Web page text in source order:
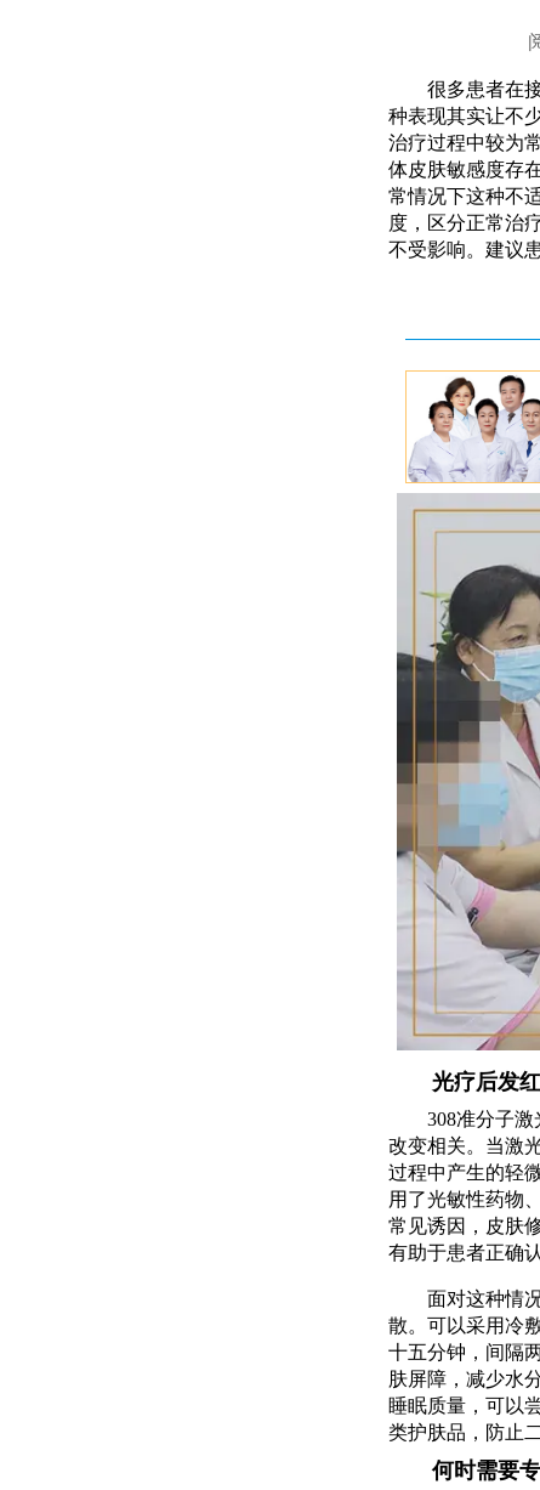
很多患者在
种表现其实让不
治疗过程中较为
体皮肤敏感度存
常情况下这种不
度，区分正常治
不受影响。建议
光疗后发
308准分子
改变相关。当激
过程中产生的轻
用了光敏性药物
常见诱因，皮肤
有助于患者正确
面对这种情
散。可以采用冷
十五分钟，间隔
肤屏障，减少水
睡眠质量，可以
类护肤品，防止
何时需要